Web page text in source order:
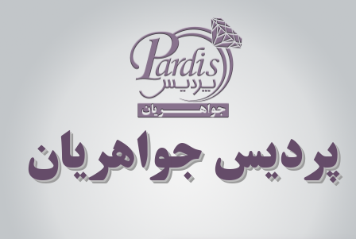
​​​​پردیس جواهریان